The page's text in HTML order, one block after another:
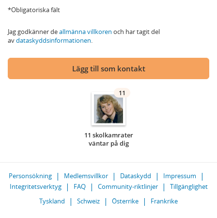
*Obligatoriska fält
Jag godkänner deallmänna villkoren och har tagit del
avdataskyddsinformationen.
Lägg till som kontakt
11
11 skolkamrater
väntar på dig
Personsökning Medlemsvillkor Dataskydd
Impressum
Integritetsverktyg
FAQ Community-riktlinjer
Tillgänglighet
Tyskland
Schweiz Österrike Frankrike